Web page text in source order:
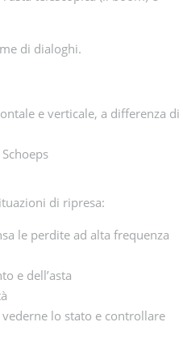
di dialoghi.
e verticale, a differenza di
di ripresa:
le perdite ad alta frequenza
e dell’asta
lo stato e controllare